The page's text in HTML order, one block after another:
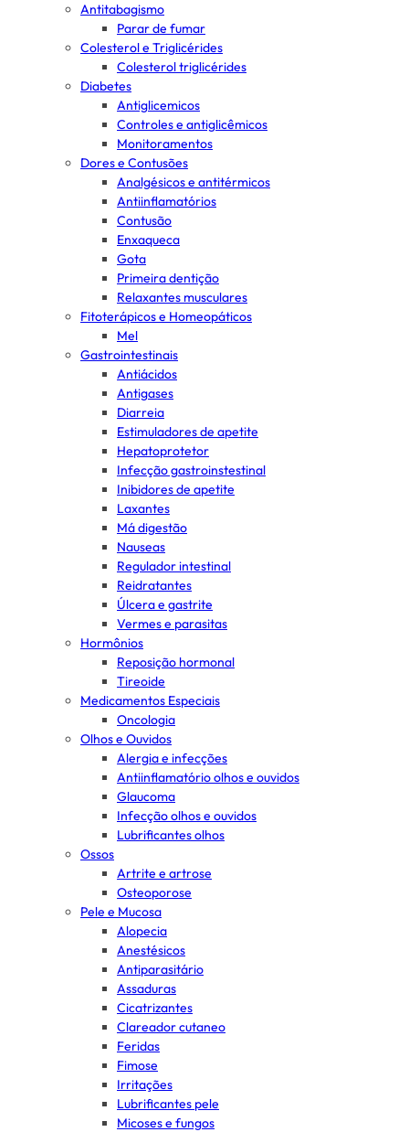
Antitabagismo
Parar de fumar
Colesterol e Triglicérides
Colesterol triglicérides
Diabetes
Antiglicemicos
Controles e antiglicêmicos
Monitoramentos
Dores e Contusões
Analgésicos e antitérmicos
Antiinflamatórios
Contusão
Enxaqueca
Gota
Primeira dentição
Relaxantes musculares
Fitoterápicos e Homeopáticos
Mel
Gastrointestinais
Antiácidos
Antigases
Diarreia
Estimuladores de apetite
Hepatoprotetor
Infecção gastroinstestinal
Inibidores de apetite
Laxantes
Má digestão
Nauseas
Regulador intestinal
Reidratantes
Úlcera e gastrite
Vermes e parasitas
Hormônios
Reposição hormonal
Tireoide
Medicamentos Especiais
Oncologia
Olhos e Ouvidos
Alergia e infecções
Antiinflamatório olhos e ouvidos
Glaucoma
Infecção olhos e ouvidos
Lubrificantes olhos
Ossos
Artrite e artrose
Osteoporose
Pele e Mucosa
Alopecia
Anestésicos
Antiparasitário
Assaduras
Cicatrizantes
Clareador cutaneo
Feridas
Fimose
Irritações
Lubrificantes pele
Micoses e fungos